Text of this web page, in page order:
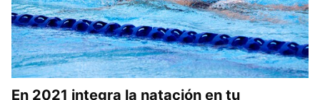
En 2021 integra la natación en tu